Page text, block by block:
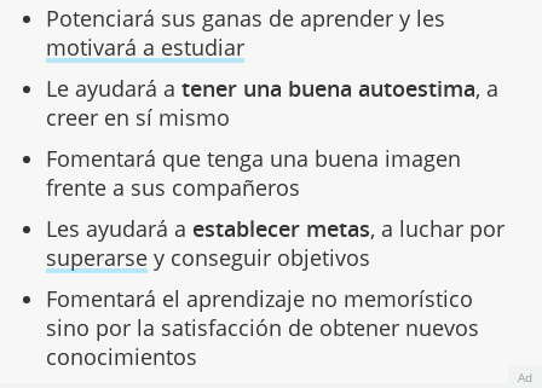
Potenciará sus ganas de aprender y les
motivará a estudiar
Le ayudará a tener una buena autoestima, a
creer en sí mismo
Fomentará que tenga una buena imagen
frente a sus compañeros
Les ayudará a establecer metas, a luchar por
superarsey conseguir objetivos
Fomentará el aprendizaje no memorístico
sino por la satisfacción de obtener nuevos
conocimientos
Ad